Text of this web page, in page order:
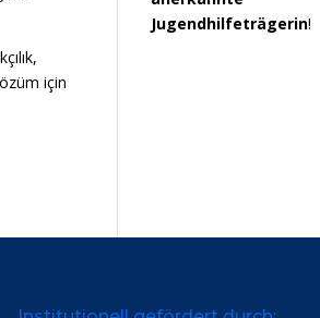
için
Jugendhilfeträgerin!